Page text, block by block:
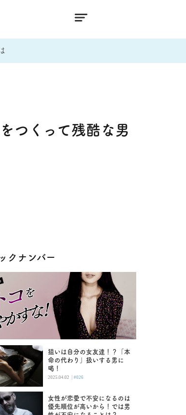
つくって残酷な男
クナンバー
狙いは自分の女友達！？「本
命の代わり」扱いする男に
喝！
2025.04.02 | #026
女性が恋愛で不安になるのは
優先順位が高いから！では男